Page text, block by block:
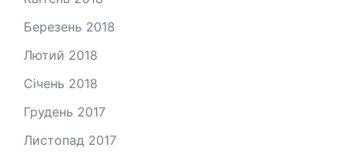
Березень 2018
Лютий 2018
Січень 2018
Грудень 2017
Листопад 2017